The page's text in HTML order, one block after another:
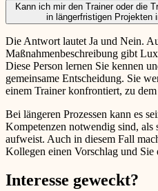
Kann ich mir den Trainer oder die
in längerfristigen Projekten
Die Antwort lautet Ja und Nein.
Maßnahmenbeschreibung gibt
Diese Person lernen Sie kennen
gemeinsame Entscheidung. Sie
einem Trainer konfrontiert, zu
Bei längeren Prozessen kann es
Kompetenzen notwendig sind, als
aufweist. Auch in diesem Fall
Kollegen einen Vorschlag und Sie
Interesse geweckt?